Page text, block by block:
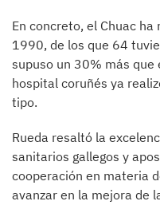
En concreto, el Chuac
1990, de los que 64
supuso un 30% más
hospital coruñés ya
tipo.
Rueda resaltó la
sanitarios gallegos y
cooperación en materia
avanzar en la mejora de